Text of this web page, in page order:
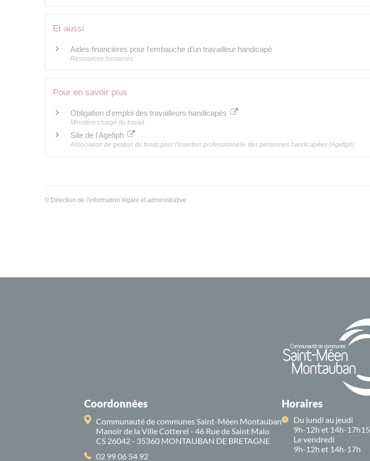
Et aussi
Aides financières pour l'embauche d'un travailleur handicapé
Ressources humaines
Pour en savoir plus
Obligation d'emploi des travailleurs handicapés
Ministère chargé du travail
Site de l'Agefiph
Association de gestion du fonds pour l'insertion professionnelle des personnes handicapées (Agefiph)
© Direction de l'information légale et administrative
Coordonnées
Communauté de communes Saint-Méen Montauban
Manoir de la Ville Cotterel - 46 Rue de Saint Malo
CS 26042 - 35360 MONTAUBAN DE BRETAGNE
02 99 06 54 92
Horaires
Du lundi au jeudi
9h-12h et 14h-17h15
Le vendredi
9h-12h et 14h-17h